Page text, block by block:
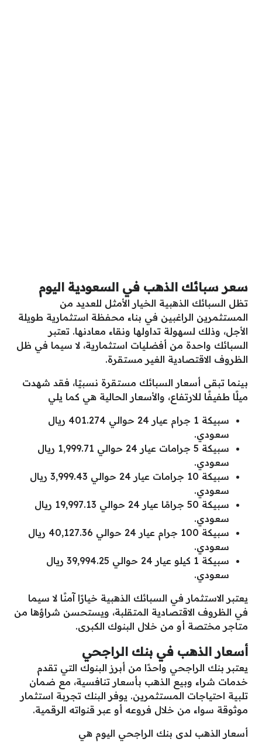
سعر سبائك الذهب في السعودية اليوم
تظل السبائك الذهبية الخيار الأمثل للعديد من
المستثمرين الراغبين في بناء محفظة استثمارية طويلة
الأجل، وذلك لسهولة تداولها ونقاء معادنها. تعتبر
السبائك واحدة من أفضليات استثمارية، لا سيما في ظل
الظروف الاقتصادية الغير مستقرة.
بينما تبقى أسعار السبائك مستقرة نسبيًا، فقد شهدت
ميلًا طفيفًا للارتفاع، والأسعار الحالية هي كما يلي
سبيكة 1 جرام عيار 24 حوالي 401.274 ريال
سعودي.
سبيكة 5 جرامات عيار 24 حوالي 1,999.71 ريال
سعودي.
سبيكة 10 جرامات عيار 24 حوالي 3,999.43 ريال
سعودي.
سبيكة 50 جرامًا عيار 24 حوالي 19,997.13 ريال
سعودي.
سبيكة 100 جرام عيار 24 حوالي 40,127.36 ريال
سعودي.
سبيكة 1 كيلو عيار 24 حوالي 39,994.25 ريال
سعودي.
يعتبر الاستثمار في السبائك الذهبية خيارًا آمنًا لا سيما
في الظروف الاقتصادية المتقلبة، ويستحسن شراؤها من
متاجر مختصة أو من خلال البنوك الكبرى.
أسعار الذهب في بنك الراجحي
يعتبر بنك الراجحي واحدًا من أبرز البنوك التي تقدم
خدمات شراء وبيع الذهب بأسعار تنافسية، مع ضمان
تلبية احتياجات المستثمرين. يوفر البنك تجربة استثمار
موثوقة سواء من خلال فروعه أو عبر قنواته الرقمية.
أسعار الذهب لدى بنك الراجحي اليوم هي